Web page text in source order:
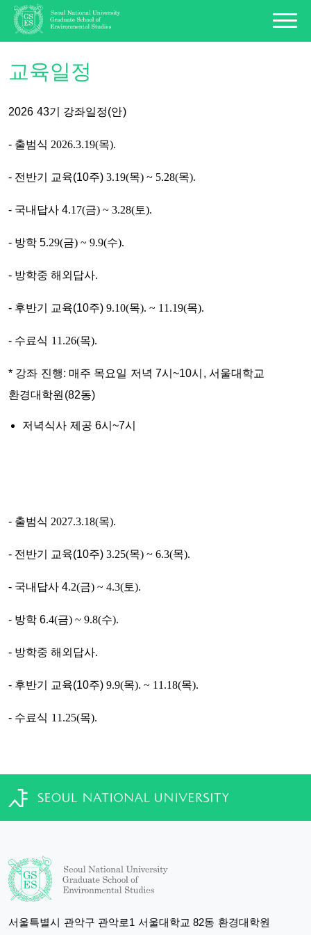
교육일정
2026 43기 강좌일정(안)
- 출범식 2026.3.19(목).
- 전반기 교육(10주) 3.19(목) ~ 5.28(목).
- 국내답사 4.17(금) ~ 3.28(토).
- 방학 5.29(금) ~ 9.9(수).
- 방학중 해외답사.
- 후반기 교육(10주) 9.10(목). ~ 11.19(목).
- 수료식 11.26(목).
* 강좌 진행: 매주 목요일 저녁 7시~10시, 서울대학교
환경대학원(82동)
저녁식사 제공 6시~7시
- 출범식 2027.3.18(목).
- 전반기 교육(10주) 3.25(목) ~ 6.3(목).
- 국내답사 4.2(금) ~ 4.3(토).
- 방학 6.4(금) ~ 9.8(수).
- 방학중 해외답사.
- 후반기 교육(10주) 9.9(목). ~ 11.18(목).
- 수료식 11.25(목).
서울특별시 관악구 관악로1 서울대학교 82동 환경대학원